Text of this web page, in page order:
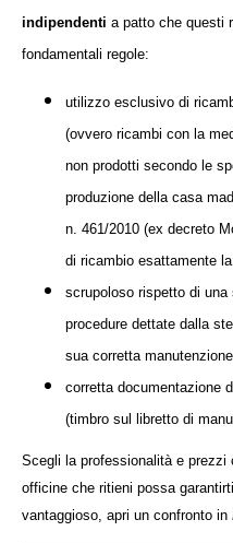
indipendenti a patto che questi
fondamentali regole:
utilizzo esclusivo di
(ovvero ricambi con la
non prodotti secondo le
produzione della casa
n. 461/2010 (ex decreto
di ricambio esattamente
scrupoloso rispetto di
procedure dettate dalla
sua corretta
corretta documentazione
(timbro sul libretto di
Scegli la professionalità e
officine che ritieni possa
vantaggioso, apri un confronto in